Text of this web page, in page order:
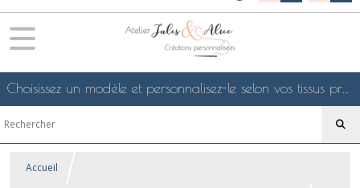
Choisissez un modèle et personnalisez-le selon vos tissus préférés de mes collections en ligne, je le confectionnerai selon vos souhaits
Accueil